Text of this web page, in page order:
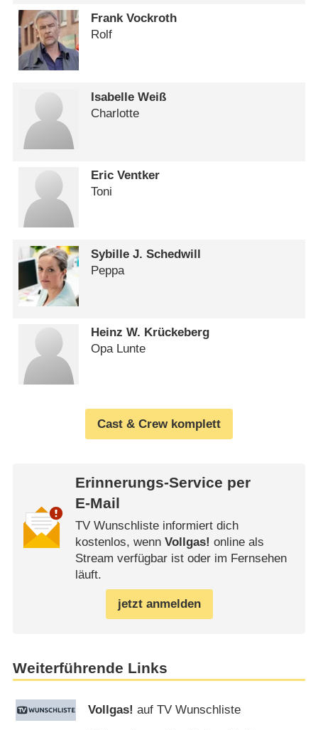
Frank Vockroth
Rolf
Isabelle Weiß
Charlotte
Eric Ventker
Toni
Sybille J. Schedwill
Peppa
Heinz W. Krückeberg
Opa Lunte
Cast & Crew komplett
Erinnerungs-Service per
E-Mail
TV Wunschliste informiert dich
kostenlos, wenn Vollgas! online als
Stream verfügbar ist oder im Fernsehen
läuft.
jetzt anmelden
Weiterführende Links
Vollgas! auf TV Wunschliste